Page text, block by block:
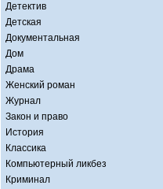
Детектив
Детская
Документальная
Дом
Драма
Женский роман
Журнал
Закон и право
История
Классика
Компьютерный ликбез
Криминал